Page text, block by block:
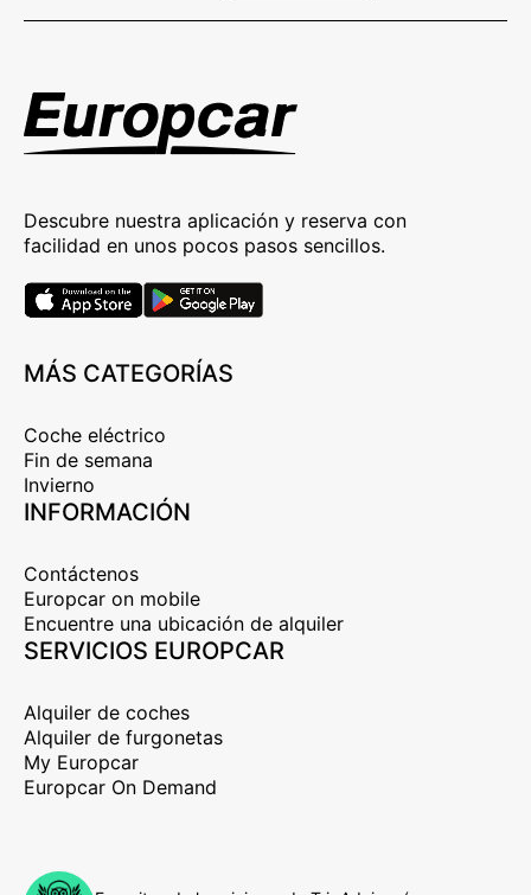
Descubre nuestra aplicación y reserva con
facilidad en unos pocos pasos sencillos.
MÁS CATEGORÍAS
Coche eléctrico
Fin de semana
Invierno
INFORMACIÓN
Contáctenos
Europcar on mobile
Encuentre una ubicación de alquiler
SERVICIOS EUROPCAR
Alquiler de coches
Alquiler de furgonetas
My Europcar
Europcar On Demand